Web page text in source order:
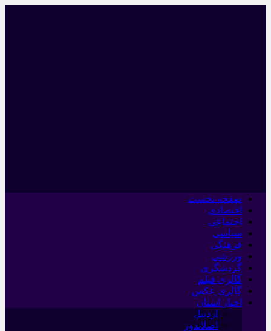
صفحه نخست
اقتصادی
اجتماعی
سیاسی
فرهنگی
ورزشی
گردشگری
گالری فیلم
گالری عکس
اخبار استان
اردبیل
اصلاندوز